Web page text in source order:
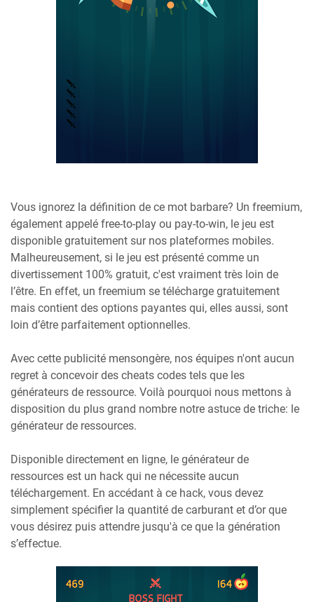
Vous ignorez la définition de ce mot barbare? Un freemium,
également appelé free-to-play ou pay-to-win, le jeu est
disponible gratuitement sur nos plateformes mobiles.
Malheureusement, si le jeu est présenté comme un
divertissement 100% gratuit, c'est vraiment très loin de
l’être. En effet, un freemium se télécharge gratuitement
mais contient des options payantes qui, elles aussi, sont
loin d’être parfaitement optionnelles.
Avec cette publicité mensongère, nos équipes n'ont aucun
regret à concevoir des cheats codes tels que les
générateurs de ressource. Voilà pourquoi nous mettons à
disposition du plus grand nombre notre astuce de triche: le
générateur de ressources.
Disponible directement en ligne, le générateur de
ressources est un hack qui ne nécessite aucun
téléchargement. En accédant à ce hack, vous devez
simplement spécifier la quantité de carburant et d’or que
vous désirez puis attendre jusqu'à ce que la génération
s’effectue.